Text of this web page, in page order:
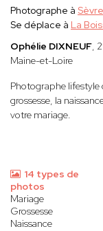
Photographe à
Se déplace à La
Ophélie DIXNEUF,
Maine-et-Loire
Photographe lifestyle
grossesse, la
votre mariage.
14 types de
photos
Mariage
Grossesse
Naissance